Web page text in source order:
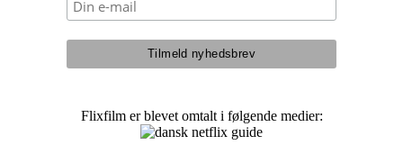
Flixfilm er blevet omtalt i følgende medier: